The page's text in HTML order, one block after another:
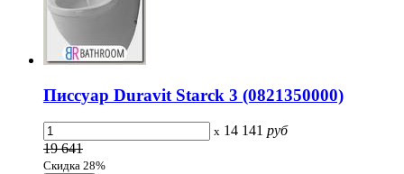
Писсуар Duravit Starck 3 (0821350000)
x 14 141 руб
19 641
Скидка 28%